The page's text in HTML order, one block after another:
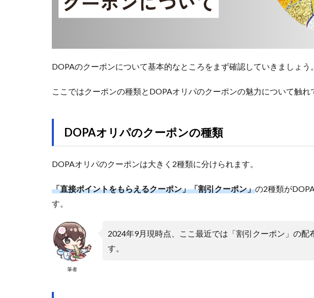
DOPAのクーポンについて基本的なところをまず確認していきましょう。
ここではクーポンの種類とDOPAオリパのクーポンの魅力について触れ
DOPAオリパのクーポンの種類
DOPAオリパのクーポンは大きく2種類に分けられます。
「直接ポイントをもらえるクーポン」「割引クーポン」の2種類が
す。
筆者
2024年9月現時点、ここ最近では「割引クーポン」の配
す。